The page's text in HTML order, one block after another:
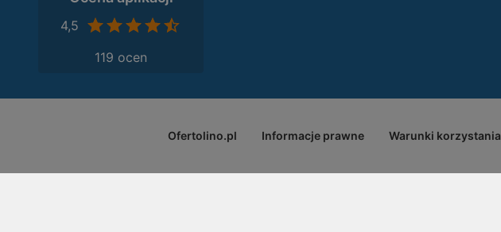
4,5
119 ocen
Ofertolino.pl Informacje prawne Warunki korzystania